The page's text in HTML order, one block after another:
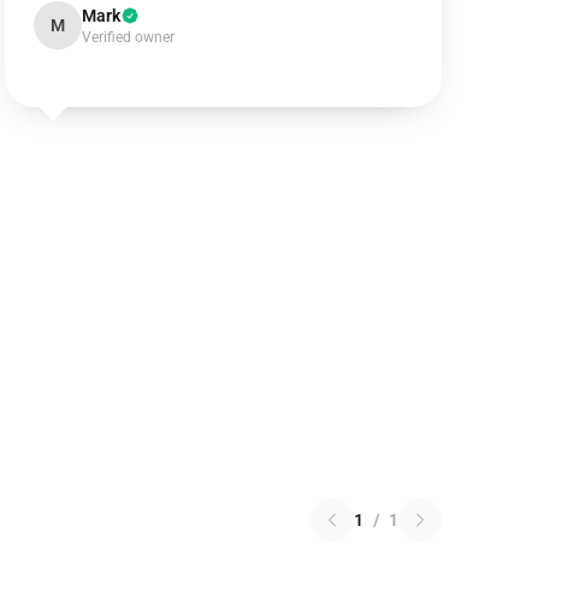
M Mark
Verified owner
1 / 1